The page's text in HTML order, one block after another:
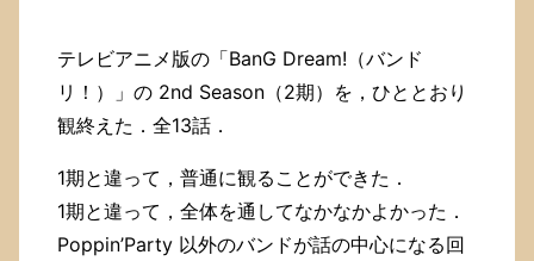
テレビアニメ版の「BanG Dream!（バンド
リ！）」の 2nd Season（2期）を，ひととおり
観終えた．全13話．
1期と違って，普通に観ることができた．
1期と違って，全体を通してなかなかよかった．
Poppin’Party 以外のバンドが話の中心になる回